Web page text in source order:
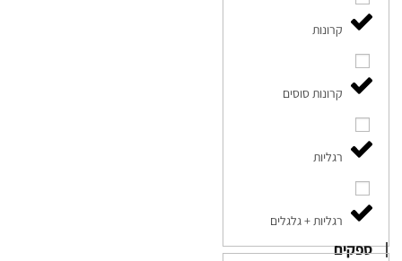
קרונות
קרונות סוסים
רגליות
רגליות + גלגלים
ספקים